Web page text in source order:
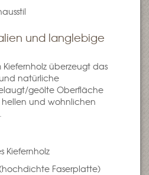
und langlebige
überzeugt das
natürliche
geölte Oberfläche
hellen und wohnlichen
Kiefernholz
Faserplatte)